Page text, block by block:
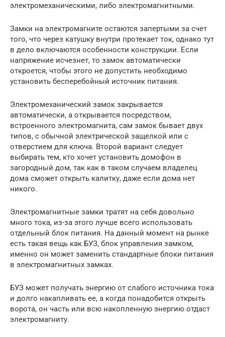
электромеханическими, либо электромагнитными.
Замки на электромагните остаются запертыми за счет
того, что через катушку внутри протекает ток, однако тут
в дело включаются особенности конструкции. Если
напряжение исчезнет, то замок автоматически
откроется, чтобы этого не допустить необходимо
установить бесперебойный источник питания.
Электромеханический замок закрывается
автоматически, а открывается посредством,
встроенного электромагнита, сам замок бывает двух
типов, с обычной электрической защелкой или с
отверстием для ключа. Второй вариант следует
выбирать тем, кто хочет установить домофон в
загородный дом, так как в таком случаем владелец
дома сможет открыть калитку, даже если дома нет
никого.
Электромагнитные замки тратят на себя довольно
много тока, из-за этого лучше всего использовать
отдельный блок питания. На данный момент на рынке
есть такая вещь как БУЗ, блок управления замком,
именно он может заменить стандартные блоки питания
в электромагнитных замках.
БУЗ может получать энергию от слабого источника тока
и долго накапливать ее, а когда понадобится открыть
ворота, он часть или всю накопленную энергию отдаст
электромагниту.